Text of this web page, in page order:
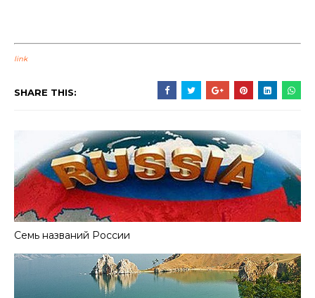
link
SHARE THIS:
Семь названий России